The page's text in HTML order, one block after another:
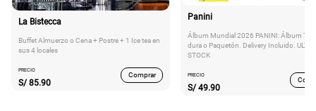
La Bistecca
Buffet Almuerzo o Cena + Postre + 1 Ice tea en
sus 4 locales
PRECIO
S/ 85.90
Comprar
Panini
Álbum Mundial 2026 PANINI: Álbum
dura o Paquetón. Delivery Incluido.
STOCK
PRECIO
S/ 49.90